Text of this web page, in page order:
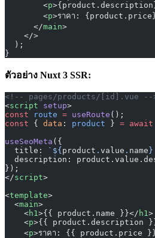
        <
p
        <
p>ราคา:
      </
main>
    </>
  );
}
ตัวอย่าง Nuxt 3 SSR:
<!-- pages/products/[id].vue --
<script setup>
const route = useRoute ();
const { data : product } = await
useSeoMeta ({
  title:
`${ product . value . name }
description:
});
</script>
<template>
  <
main>
    <
h1 >{{ product.name }}</ h1 >
    <
p>{{ product.description
    <
p>ราคา: {{ product.price